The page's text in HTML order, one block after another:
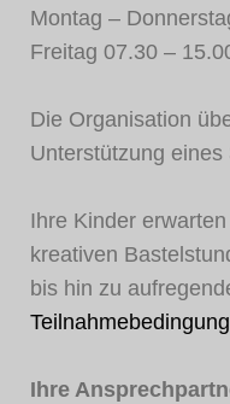
Montag –
Freitag 07.30 –
Die Organisation
Unterstützung
Ihre Kinder
kreativen
bis hin zu
Ihre